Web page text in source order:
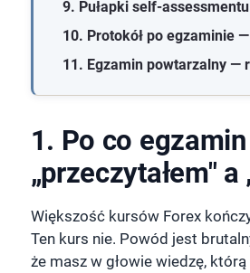
9. Pułapki self-
10. Protokół po egzaminie
11. Egzamin powtarzalny —
1. Po co
„przeczytałem"
Większość kursów Forex
Ten kurs nie. Powód jest
że masz w głowie wiedzę,